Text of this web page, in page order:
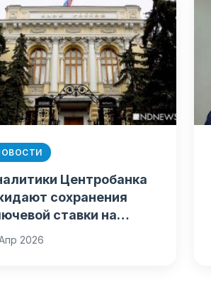
Центробанка
сохранения
ставки на
уровне
2026